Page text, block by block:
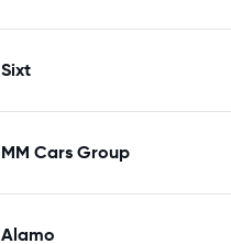
Sixt
MM Cars Group
Alamo